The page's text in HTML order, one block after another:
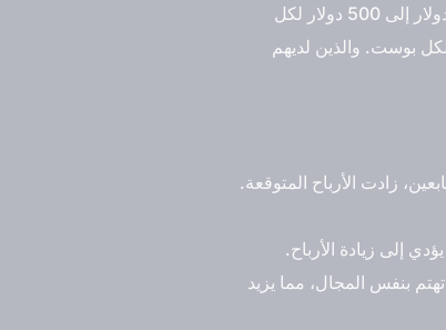
بالنسبة لصناع المحتوى الذين لديهم شهرة واسعة وعدد متابعيهم بين 10 و50 ألف متابع، يمكنهم الحصول من 100 دولار إلى 500 دولار لكل
لديها ما بين 100 ألف إلى مليون متابع، يمكنهم تحقيق من 200 إلى 2000 دولار لكل بوست. والذين لديهم
زادت الأرباح المتوقعة.
إلى زيادة الأرباح.
بنفس المجال، مما يزيد